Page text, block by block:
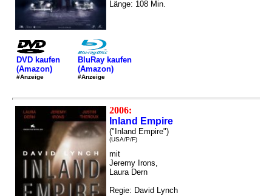
Länge: 108 Min.
DVD kaufen
(Amazon)
#Anzeige
BluRay kaufen
(Amazon)
#Anzeige
2006:
Inland Empire
("Inland Empire")
(USA/P/F)
mit
Jeremy Irons,
Laura Dern
Regie: David Lynch